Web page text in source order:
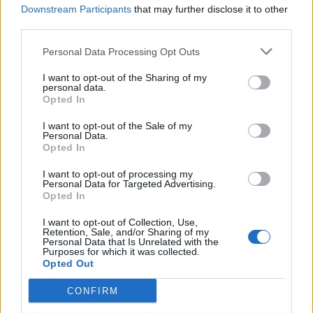
Downstream Participants that may further disclose it to other
Personal Data Processing Opt Outs
I want to opt-out of the Sharing of my
personal data.
Opted In
I want to opt-out of the Sale of my
Personal Data.
Opted In
I want to opt-out of processing my
Personal Data for Targeted Advertising.
Opted In
I want to opt-out of Collection, Use,
Retention, Sale, and/or Sharing of my
Personal Data that Is Unrelated with the
Purposes for which it was collected.
Opted Out
CONFIRM
τοποθετηθεί στο ψυγείο σε 1 ώρα.
Να χωρίζετε επίσης το φαγητό σε μερίδες και να
τις βάζετε σε μικρότερα δοχεία, για να
τέτοιες μερίδες, μπορείτε να τοποθετήσετε και
ζεστό το φαγητό στο ψυγείο.
Η κατανάλωση επισφαλών τροφίμων από
άτομα που ανήκουν σε ομάδες υψηλού
κινδύνου
Γιατί είναι λάθος:Η κατανάλωση ωμών ή ατελών
που έχει παρέλθει η ημερομηνία λήξης, μπορεί
να προκαλέσει πιο εύκολα και πιο βαριά
τροφική δηλητηρίαση σε ορισμένες
πληθυσμιακές ομάδες. Αυτές είναι: